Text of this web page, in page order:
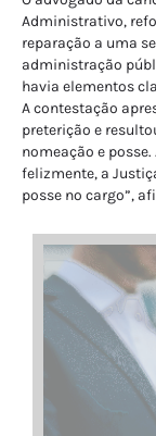
Administrativo,
reparação a uma
administração
havia elementos
A contestação
preterição e
nomeação e
felizmente, a
posse no cargo”,